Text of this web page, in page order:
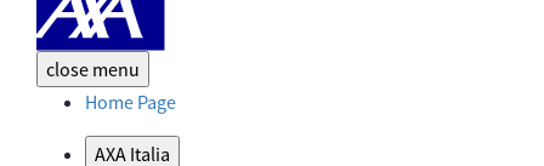
close menu
Home Page
AXA Italia